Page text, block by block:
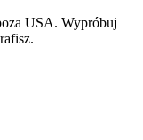
USA. Wypróbuj